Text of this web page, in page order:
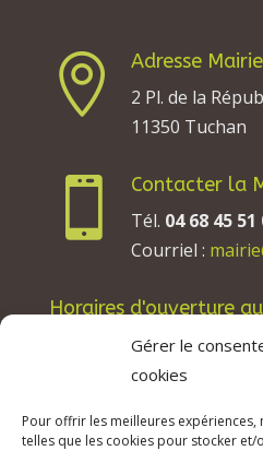
Gérer le
cookies
Pour offrir les meilleures
telles que les cookies pour stocker

Adresse Mairie
2 Pl. de la
11350 Tuchan

Contacter la
Tél. 04 68 45 51
Courriel :
Horaires d'ouverture
Les lundis, mardis et
13h30 à 17h30.
Les vendredis : de 8h à